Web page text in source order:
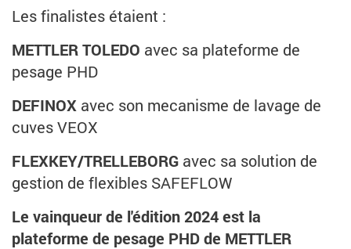
Les finalistes étaient :
METTLER TOLEDO avec sa plateforme de
pesage PHD
DEFINOX avec son mecanisme de lavage de
cuves VEOX
FLEXKEY/TRELLEBORG avec sa solution de
gestion de flexibles SAFEFLOW
Le vainqueur de l'édition 2024 est la
plateforme de pesage PHD de METTLER